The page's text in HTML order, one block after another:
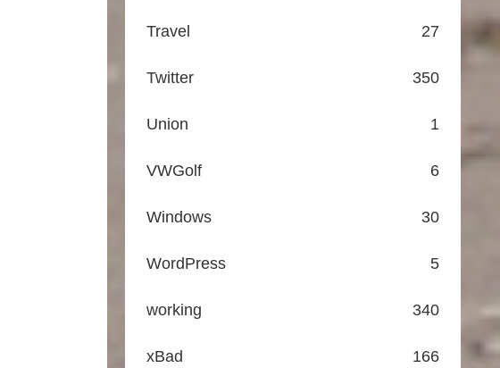
Travel 27
Twitter 350
Union 1
VWGolf 6
Windows 30
WordPress 5
working 340
xBad 166